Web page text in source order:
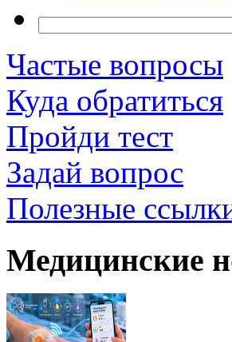
Частые вопросы
Куда обратиться
Пройди тест
Задай вопрос
Полезные
Медицинские